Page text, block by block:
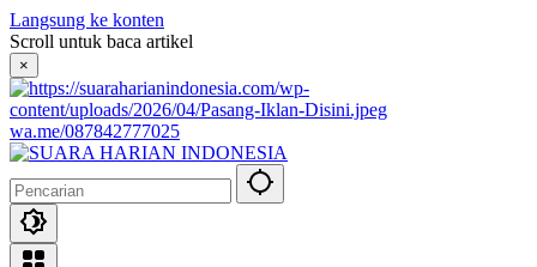
Langsung ke konten
Scroll untuk baca artikel
×
wa.me/087842777025